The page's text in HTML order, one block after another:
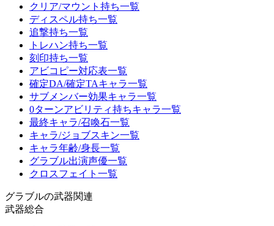
クリア/マウント持ち一覧
ディスペル持ち一覧
追撃持ち一覧
トレハン持ち一覧
刻印持ち一覧
アビコピー対応表一覧
確定DA/確定TAキャラ一覧
サブメンバー効果キャラ一覧
0ターンアビリティ持ちキャラ一覧
最終キャラ/召喚石一覧
キャラ/ジョブスキン一覧
キャラ年齢/身長一覧
グラブル出演声優一覧
クロスフェイト一覧
グラブルの武器関連
武器総合